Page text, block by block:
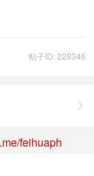
帖子ID: 228346

feihuaph